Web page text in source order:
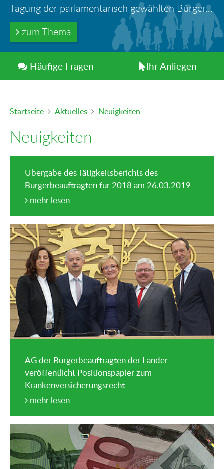
Tagung der parlamentarisch gewählten Bürger-und Polizeibeauftragten der Länder in Berlin
zum Thema
Information: Die Wohngeldstelle darf Nachweise über Bemühungen zur Aufnahme einer Erwerbstätigkeit fordern
zum Thema
Türöffnung durch Feuerwehr – wer haftet für die Folgen?
zum Thema
Trinkwasserleitungen aus Blei - gefährlich und inzwischen auch verboten!
zum Thema
Ihr Anliegen in guten Händen
zum Thema
Häufige Fragen IhrAnliegen
Startseite Aktuelles Neuigkeiten
Neuigkeiten
Übergabe des Tätigkeitsberichts des
Bürgerbeauftragten für 2018 am 26.03.2019
mehr lesen
AG der Bürgerbeauftragten der Länder
veröffentlicht Positionspapier zum
Krankenversicherungsrecht
mehr lesen